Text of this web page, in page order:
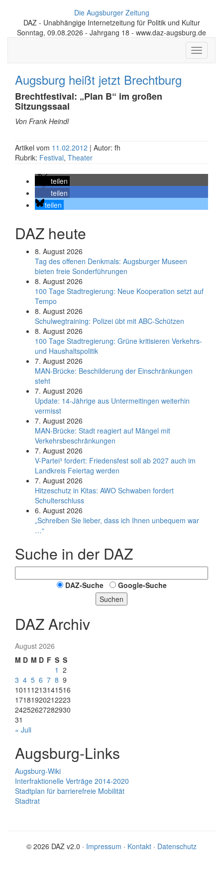
Die Augsburger Zeitung
DAZ - Unabhängige Internetzeitung für Politik und Kultur
Sonntag, 09.08.2026 - Jahrgang 18 - www.daz-augsburg.de
Toggle
Augsburg heißt jetzt Brechtburg
Brechtfestival: „Plan B“ im großen
Sitzungssaal
Von Frank Heindl
Artikel vom 11.02.2012 | Autor: fh
Rubrik: Festival, Theater
teilen
teilen
teilen
DAZ heute
8. August 2026
Tag des offenen Denkmals: Augsburger Museen
bieten freie Sonderführungen
8. August 2026
100 Tage Stadtregierung: Neue Kooperation setzt auf
Tempo
8. August 2026
Schul­weg­trai­ning: Poli­zei übt mit ABC-Schüt­zen
8. August 2026
100 Tage Stadtregierung: Grüne kritisieren Verkehrs-
und Haushaltspolitik
7. August 2026
MAN-Brücke: Beschilderung der Einschränkungen
steht
7. August 2026
Update: 14-Jährige aus Untermeitingen weiterhin
vermisst
7. August 2026
MAN-Brücke: Stadt reagiert auf Mängel mit
Verkehrsbeschränkungen
7. August 2026
V-Partei­³ fordert: Friedens­fest soll ab 2027 auch im
Land­kreis Feier­tag werden
7. August 2026
Hitzeschutz in Kitas: AWO Schwaben fordert
Schulterschluss
6. August 2026
„Schreiben Sie lieber, dass ich Ihnen unbequem war
…“
Suche in der DAZ
DAZ-Suche
Google-Suche
Suchen
DAZ Archiv
August 2026
M D M D F S S
1 2
3 4 5 6 7 8 9
1011 1213141516
17181920212223
24252627282930
31
« Juli
Augsburg-Links
Augsburg-Wiki
Interfraktionelle Verträge 2014-2020
Stadtplan für barrierefreie Mobilität
Stadtrat
© 2026 DAZ v2.0 · Impressum · Kontakt · Datenschutz